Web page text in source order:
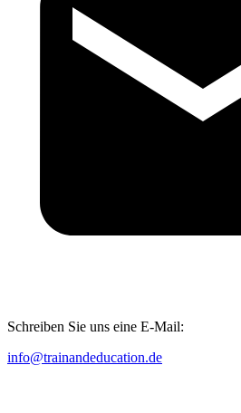
Schreiben Sie uns eine E-Mail:
info@trainandeducation.de